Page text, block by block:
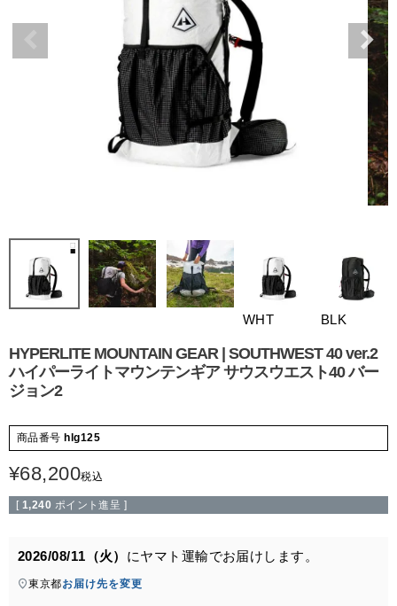
WHT BLK
HYPERLITE MOUNTAIN GEAR | SOUTHWEST 40 ver.2
ハイパーライトマウンテンギア サウスウエスト40 バー
ジョン2
商品番号 hlg125
¥68,200税込
[ 1,240 ポイント進呈 ]
2026/08/11（火） にヤマト運輸でお届けします。
東京都お届け先を変更